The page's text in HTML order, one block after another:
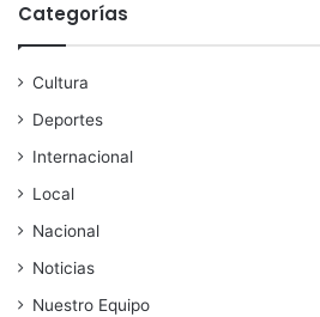
Categorías
Cultura
Deportes
Internacional
Local
Nacional
Noticias
Nuestro Equipo